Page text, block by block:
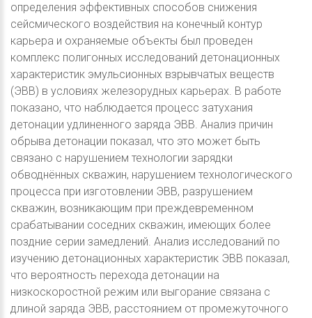
определения эффективных способов снижения
сейсмического воздействия на конечный контур
карьера и охраняемые объекты был проведен
комплекс полигонных исследований детонационных
характеристик эмульсионных взрывчатых веществ
(ЭВВ) в условиях железорудных карьерах. В работе
показано, что наблюдается процесс затухания
детонации удлиненного заряда ЭВВ. Анализ причин
обрыва детонации показал, что это может быть
связано с нарушением технологии зарядки
обводнённых скважин, нарушением технологического
процесса при изготовлении ЭВВ, разрушением
скважин, возникающим при преждевременном
срабатывании соседних скважин, имеющих более
поздние серии замедлений. Анализ исследований по
изучению детонационных характеристик ЭВВ показал,
что вероятность перехода детонации на
низкоскоростной режим или выгорание связана с
длиной заряда ЭВВ, расстоянием от промежуточного